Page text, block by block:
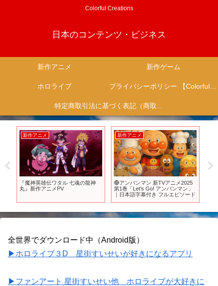
Colorful Creations
日本のコンテンツ・ビジネス
新作アニメ 新作ゲーム
ホロライブ プライバシーポリシー 【Colorful Creation】
特定商取引法に基づく表記（商取引に関する開示）
新作アニメ
『魔神英雄伝ワタル 七魂の龍神
丸』新作アニメPV
新作アニメ
🔴アンパンマン 新TVアニメ2025
第1巻「Let’s Go! アンパンマン」
｜日本語字幕付き フルエピソード
全世界でダウンロード中（Android版）
▶ホロライブ３D 星街すいせいが好きになるアプリ
▶ファンアート 星街すいせい他 ホロライブが大好きに